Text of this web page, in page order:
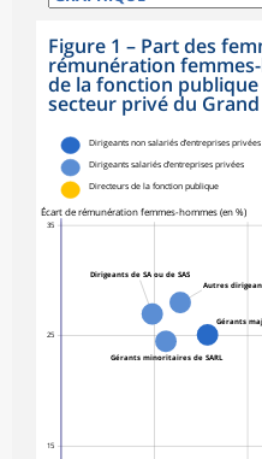
Figure 1 – Part des
rémunération
de la fonction
secteur privé du Grand
15
25
35
Écart de rémunération femmes-hommes (en %)
Dirigeants de SA ou de SAS
Gérants minoritaires de SARL
Autres
Gérants
Dirigeants non salariés d’entreprises privées
Dirigeants salariés d’entreprises privées
Directeurs de la fonction publique